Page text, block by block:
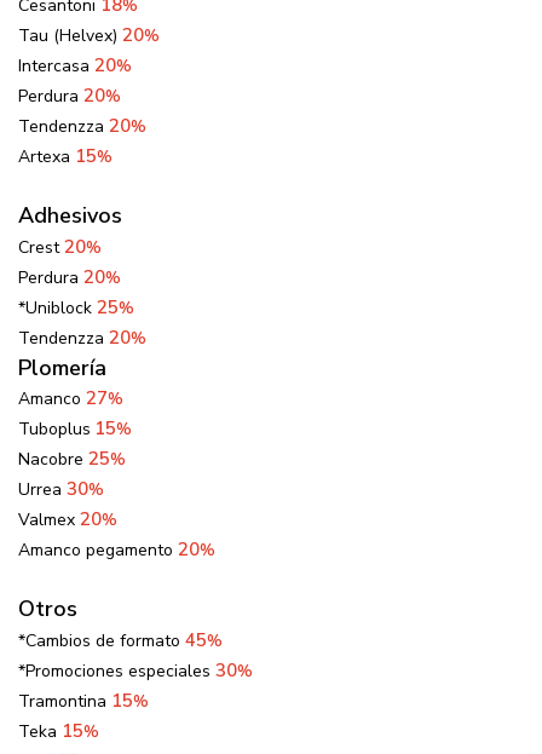
Cesantoni %
Tau (Helvex) 20%
Intercasa 20%
Perdura 20%
Tendenzza 20%
Artexa 15%
Adhesivos
Crest 20%
Perdura 20%
*Uniblock 25%
Tendenzza 20%
Plomería
Amanco 27%
Tuboplus 15%
Nacobre 25%
Urrea 30%
Valmex 20%
Amanco pegamento 20%
Otros
*Cambios de formato 45%
*Promociones especiales 30%
Tramontina 15%
Teka 15%